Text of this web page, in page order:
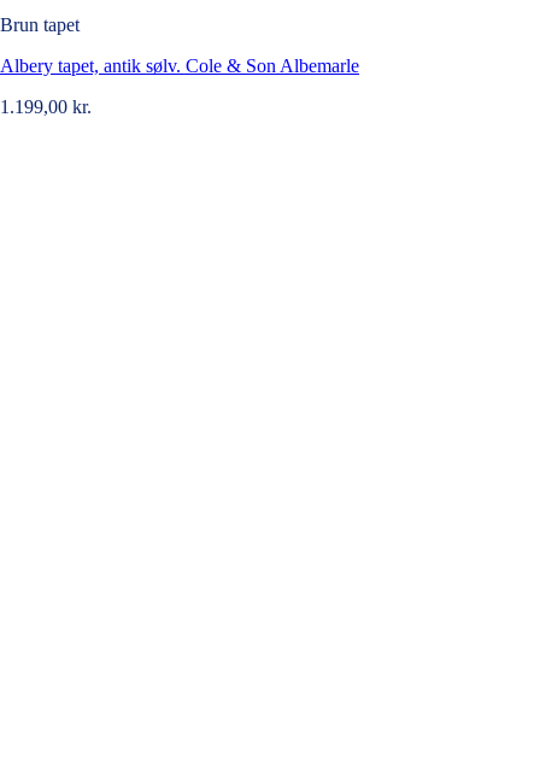
Brun tapet
Albery tapet, antik sølv. Cole & Son Albemarle
1.199,00 kr.